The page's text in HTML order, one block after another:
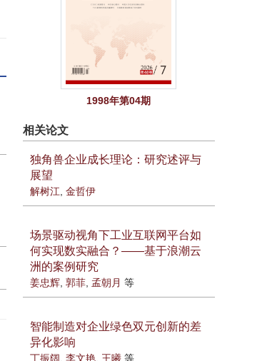
1998年第04期
相关论文
独角兽企业成长理论：研究述评与
展望
解树江 金哲伊
场景驱动视角下工业互联网平台如
何实现数实融合？——基于浪潮云
洲的案例研究
姜忠辉, 郭菲, 孟朝月 等
智能制造对企业绿色双元创新的差
异化影响
丁振阔 李文艳, 王曦等